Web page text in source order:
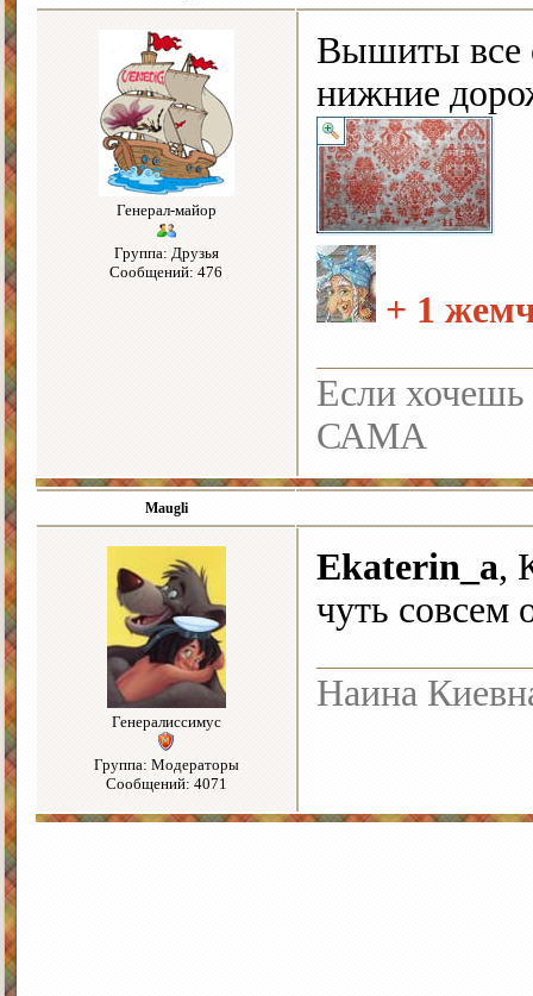
Генерал-майор
Группа: Друзья
Сообщений: 476
Вышиты все
нижние
+ 1
Если хочешь
САМА
Maugli
Генералиссимус
Группа: Модераторы
Сообщений: 4071
Ekaterin_a,
чуть совсем
Наина